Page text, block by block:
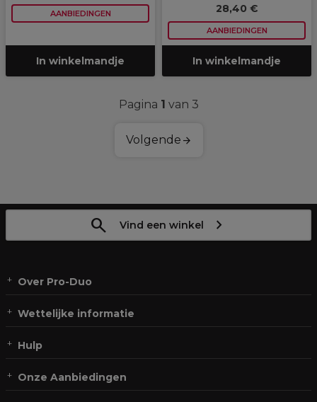
AANBIEDINGEN
In winkelmandje
28,40 €
AANBIEDINGEN
In winkelmandje
Pagina 1 van 3
Volgende
Vind een winkel
Over Pro-Duo
Wettelijke informatie
Hulp
Onze Aanbiedingen